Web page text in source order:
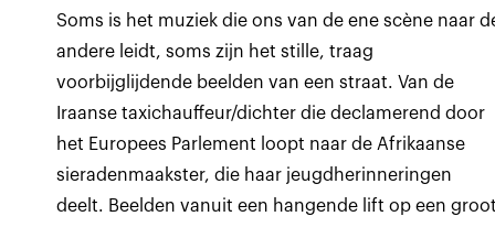
Soms is het muziek die ons van de ene scène naar
andere leidt, soms zijn het stille, traag
voorbijglijdende beelden van een straat. Van de
Iraanse taxichauffeur/dichter die declamerend door
het Europees Parlement loopt naar de Afrikaanse
sieradenmaakster, die haar jeugdherinneringen
deelt. Beelden vanuit een hangende lift op een